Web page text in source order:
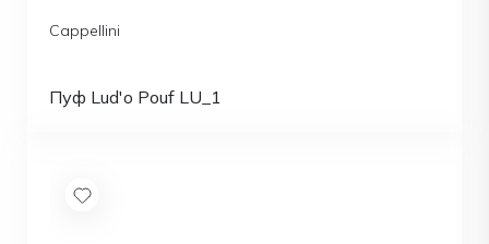
Cappellini
Пуф Lud'o Pouf LU_1